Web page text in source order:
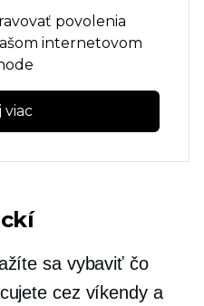
povolenia
internetovom
viac
sa vybaviť čo
cez víkendy a